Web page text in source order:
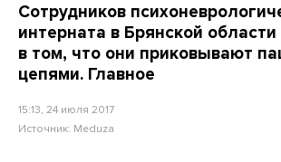
Сотрудников
интерната в Брянской
в том, что они приковывают
цепями. Главное
15:13, 24 июля 2017
Источник: Meduza